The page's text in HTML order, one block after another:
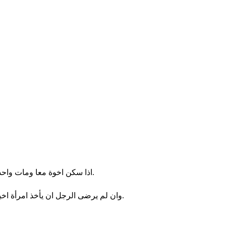
اذا سكن اخوة معا ومات واحد منهم وليس له ابن فلا تصر امرأة الميت الى خارج لرجل اجنبي. اخو زوجها يدخل عليها ويتخذها لنفسه زوجة ويقوم لها بواجب اخي الزوج.
وان لم يرضى الرجل ان يأخذ امرأة اخيه تصعد امرأة اخيه الى الباب الى الشيوخ وتقول قد ابى اخو زوجي ان يقيم لاخيه اسما في اسرائيل. لم يشأ ان يقوم لي بواجب اخي الزوج.